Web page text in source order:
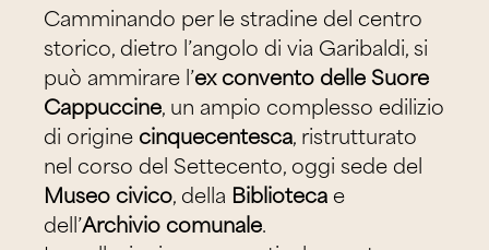
Camminando per le stradine del centro
storico, dietro l’angolo di via Garibaldi, si
può ammirare l’ex convento delle Suore
Cappuccine , un ampio complesso edilizio
di origine cinquecentesca , ristrutturato
nel corso del Settecento, oggi sede del
Museo civico , della Biblioteca e
dell’Archivio comunale